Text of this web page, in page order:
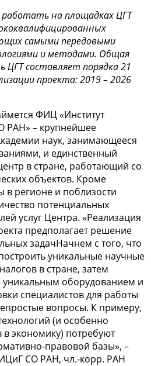
на площадках ЦГТ
самыми передовыми
и методами. Общая
составляет порядка 21
проекта: 2019 – 2026
ФИЦ «Институт
РАН» – крупнейшее
наук, занимающееся
и единственный
в стране, работающий со
объектов. Кроме
в регионе и поблизости
потенциальных
услуг Центра. «Реализация
предполагает решение
задачНачнем с того, что
уникальные научные
в стране, затем
уникальным оборудованием и
специалистов для работы
вопросы. К примеру,
(и особенно
в экономику) потребуют
правовой базы», –
СО РАН, чл.-корр. РАН